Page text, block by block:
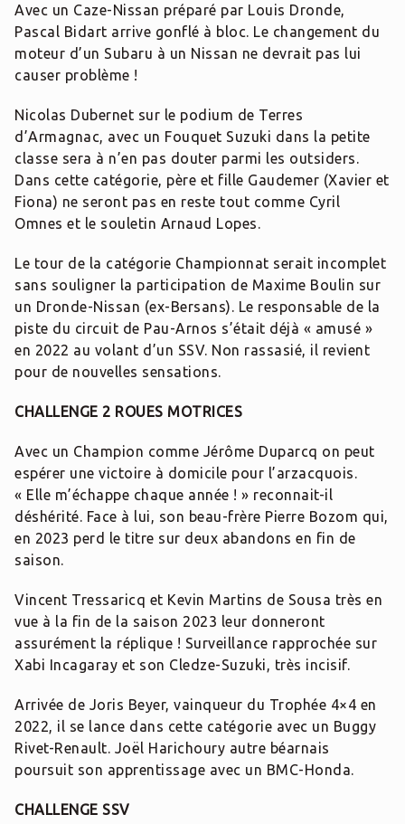
Avec un Caze-Nissan préparé par Louis Dronde,
Pascal Bidart arrive gonflé à bloc. Le changement du
moteur d’un Subaru à un Nissan ne devrait pas lui
causer problème !
Nicolas Dubernet sur le podium de Terres
d’Armagnac, avec un Fouquet Suzuki dans la petite
classe sera à n’en pas douter parmi les outsiders.
Dans cette catégorie, père et fille Gaudemer (Xavier et
Fiona) ne seront pas en reste tout comme Cyril
Omnes et le souletin Arnaud Lopes.
Le tour de la catégorie Championnat serait incomplet
sans souligner la participation de Maxime Boulin sur
un Dronde-Nissan (ex-Bersans). Le responsable de la
piste du circuit de Pau-Arnos s’était déjà « amusé »
en 2022 au volant d’un SSV. Non rassasié, il revient
pour de nouvelles sensations.
CHALLENGE 2 ROUES MOTRICES
Avec un Champion comme Jérôme Duparcq on peut
espérer une victoire à domicile pour l’arzacquois.
« Elle m’échappe chaque année ! » reconnait-il
déshérité. Face à lui, son beau-frère Pierre Bozom qui,
en 2023 perd le titre sur deux abandons en fin de
saison.
Vincent Tressaricq et Kevin Martins de Sousa très en
vue à la fin de la saison 2023 leur donneront
assurément la réplique ! Surveillance rapprochée sur
Xabi Incagaray et son Cledze-Suzuki, très incisif.
Arrivée de Joris Beyer, vainqueur du Trophée 4×4 en
2022, il se lance dans cette catégorie avec un Buggy
Rivet-Renault. Joël Harichoury autre béarnais
poursuit son apprentissage avec un BMC-Honda.
CHALLENGE SSV